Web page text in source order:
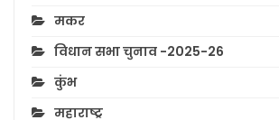
मकर
विधान सभा चुनाव -2025-26
कुंभ
महाराष्ट्र